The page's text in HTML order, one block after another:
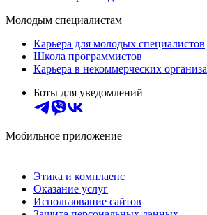
Молодым специалистам
Карьера для молодых специалистов
Школа программистов
Карьера в некоммерческих
Боты для уведомлений
Мобильное приложение
Этика и комплаенс
Оказание услуг
Использование сайтов